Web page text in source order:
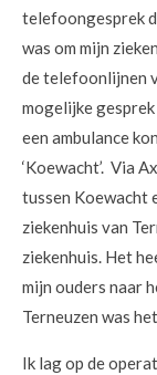
telefoongesprek
was om mijn
de telefoonlijnen
mogelijke
een ambulance
‘Koewacht’. Via
tussen Koewacht
ziekenhuis van
ziekenhuis. Het
mijn ouders naar
Terneuzen was
Ik lag op de